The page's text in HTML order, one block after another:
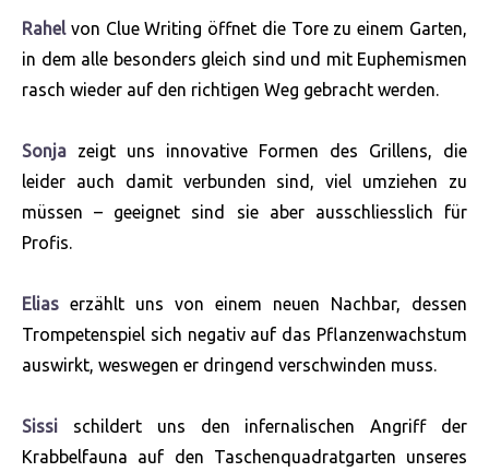
Rahelvon Clue Writing öffnet die Tore zu einem Garten,
in dem alle besonders gleich sind und mit Euphemismen
rasch wieder auf den richtigen Weg gebracht werden.
Sonja zeigt uns innovative Formen des Grillens, die
leider auch damit verbunden sind, viel umziehen zu
müssen – geeignet sind sie aber ausschliesslich für
Profis.
Elias erzählt uns von einem neuen Nachbar, dessen
Trompetenspiel sich negativ auf das Pflanzenwachstum
auswirkt, weswegen er dringend verschwinden muss.
Sissi schildert uns den infernalischen Angriff der
Krabbelfauna auf den Taschenquadratgarten unseres